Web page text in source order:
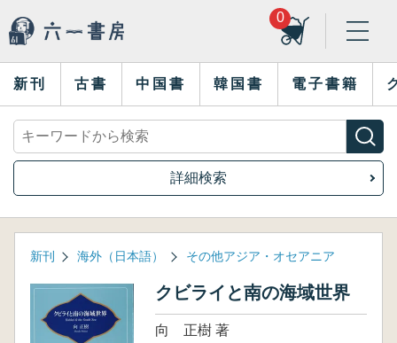
0
新刊 古書 中国書 韓国書 電子書籍
詳細検索
新刊 海外（日本語） その他アジア・オセアニア
クビライと南の海域世界
向 正樹 著